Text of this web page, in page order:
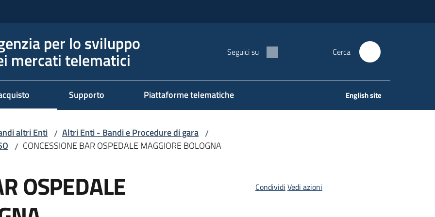
per lo sviluppo
mercati telematici Seguici su Cerca
Supporto Piattaforme telematiche English site
altri Enti / Altri Enti - Bandi e Procedure di gara /
/ CONCESSIONE BAR OSPEDALE MAGGIORE BOLOGNA
OSPEDALE
Condividi Vedi azioni